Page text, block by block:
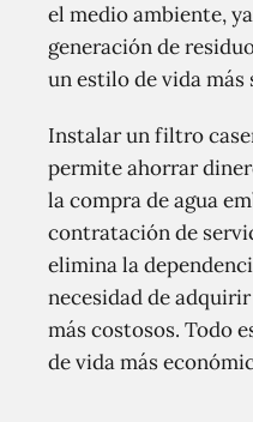
el medio ambiente,
generación de
un estilo de vida más
Instalar un filtro
permite ahorrar
la compra de agua
contratación de
elimina la
necesidad de
más costosos. Todo
de vida más